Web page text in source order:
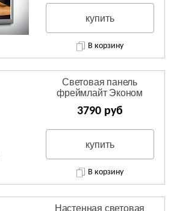
купить
В корзину
Световая панель
фреймлайт Эконом
3790 руб
купить
В корзину
Настенная световая